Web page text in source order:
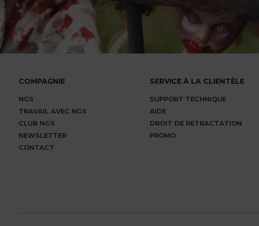
COMPAGNIE
NGS
TRAVAIL AVEC NGS
CLUB NGS
NEWSLETTER
CONTACT
SERVICE À LA CLIENTÈLE
SUPPORT TECHNIQUE
AIDE
DROIT DE RETRACTATION
PROMO